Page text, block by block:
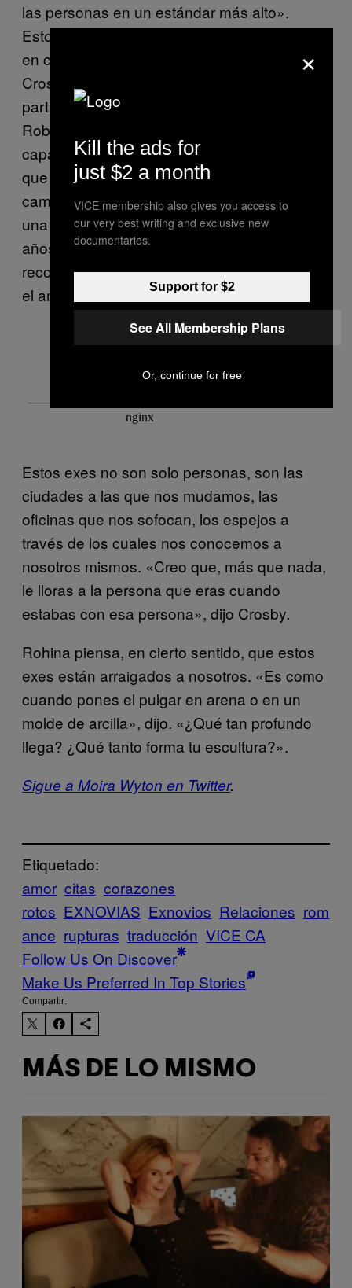
las personas en un estándar más alto».
Estos detalles de introspección se filtraban
en cada conversación, algo con lo que
Crosby cree que la generación más joven es
particularmente buena, para bien o para mal.
Robyn, de 33 años, siente que «nunca fue
capaz de amar con tanta libertad o facilidad»
que con su gran ex, a quien conoció en el
campamento de verano a los 14 años y tuvo
una relación a larga distancia durante cinco
años. «Creo que siempre será un
recordatorio de la pureza y la posibilidad en
el amor joven», dijo.
Estos exes no son solo personas, son las
ciudades a las que nos mudamos, las
oficinas que nos sofocan, los espejos a
través de los cuales nos conocemos a
nosotros mismos. «Creo que, más que nada,
le lloras a la persona que eras cuando
estabas con esa persona», dijo Crosby.
Rohina piensa, en cierto sentido, que estos
exes están arraigados a nosotros. «Es como
cuando pones el pulgar en arena o en un
molde de arcilla», dijo. «¿Qué tan profundo
llega? ¿Qué tanto forma tu escultura?».
Sigue a Moira Wyton en Twitter.
Etiquetado:
amor citas corazones
rotos EXNOVIAS Exnovios Relaciones rom
ance rupturas traducción VICE CA
Follow Us On Discover
Make Us Preferred In Top Stories
Compartir:
MÁS DE LO MISMO
×
Kill the ads for
just $2 a month
VICE membership also gives you access to
our very best writing and exclusive new
documentaries.
Support for $2
See All Membership Plans
Or, continue for free